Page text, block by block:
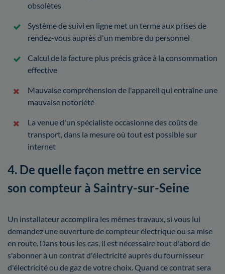
obsolètes
Système de suivi en ligne met un terme aux prises de
rendez-vous auprès d'un membre du personnel
Calcul de la facture plus précis grâce à la consommation
effective
Mauvaise compréhension de l'appareil qui entraîne une
mauvaise notoriété
La venue d'un spécialiste occasionne des coûts de
transport, dans la mesure où tout est possible sur
internet
4. De quelle façon mettre en service
son compteur à Saintry-sur-Seine
Un installateur accomplira les mêmes travaux, si vous lui
demandez une ouverture de compteur électrique ou sa mise
en route. Dans tous les cas, il est nécessaire tout d'abord de
s'abonner à un contrat d'électricité auprès du fournisseur
d'électricité ou de gaz de votre choix. Quand ce contrat sera